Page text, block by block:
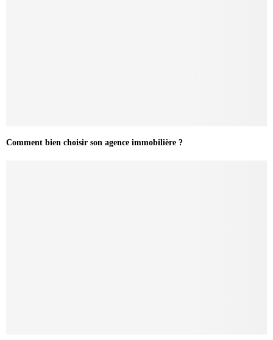
Comment bien choisir son agence immobilière ?